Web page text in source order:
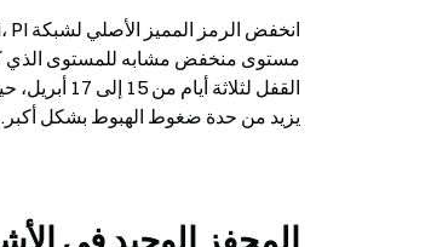
يزيد من حدة ضغوط الهبوط بشكل أكبر.